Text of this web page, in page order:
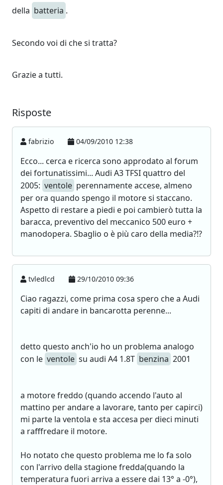
della batteria .
Secondo voi di che si tratta?
Grazie a tutti.
Risposte
fabrizio 04/09/2010 12:38
Ecco... cerca e ricerca sono approdato al forum
dei fortunatissimi... Audi A3 TFSI quattro del
2005: ventole perennamente accese, almeno
per ora quando spengo il motore si staccano.
Aspetto di restare a piedi e poi cambierò tutta la
baracca, preventivo del meccanico 500 euro +
manodopera. Sbaglio o è più caro della media?!?
tvledlcd 29/10/2010 09:36
Ciao ragazzi, come prima cosa spero che a Audi
capiti di andare in bancarotta perenne...
detto questo anch'io ho un problema analogo
con le ventole su audi A4 1.8T benzina 2001
a motore freddo (quando accendo l'auto al
mattino per andare a lavorare, tanto per capirci)
mi parte la ventola e sta accesa per dieci minuti
a rafffredare il motore.
Ho notato che questo problema me lo fa solo
con l'arrivo della stagione fredda(quando la
temperatura fuori arriva a essere dai 13° a -0°),